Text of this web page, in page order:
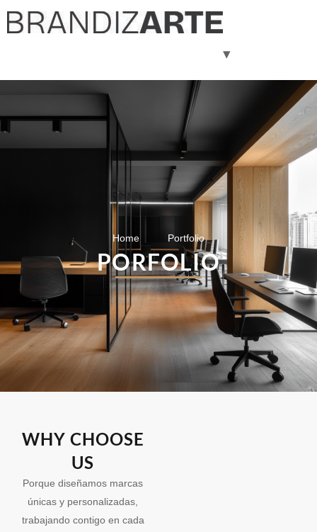
Home Portfolio
PORFOLIO
WHY CHOOSE
US
Porque diseñamos marcas
únicas y personalizadas,
trabajando contigo en cada